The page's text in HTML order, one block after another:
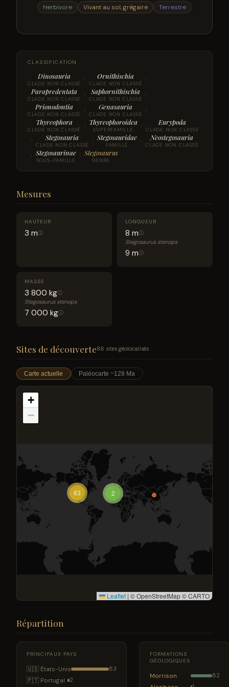
Herbivore Vivant au sol, grégaire Terrestre
CLASSIFICATION
Dinosauria
CLADE NON CLASSÉ › Ornithischia
CLADE NON CLASSÉ ›
Parapredentata
CLADE NON CLASSÉ › Saphornithischia
CLADE NON CLASSÉ ›
Prionodontia
CLADE NON CLASSÉ › Genasauria
CLADE NON CLASSÉ ›
Thyreophora
CLADE NON CLASSÉ › Thyreophoroidea
SUPERFAMILLE › Eurypoda
CLADE NON CLASSÉ
› Stegosauria
CLADE NON CLASSÉ › Stegosauridae
FAMILLE › Neostegosauria
CLADE NON CLASSÉ
› Stegosaurinae
SOUS-FAMILLE › Stegosaurus
GENRE
Mesures
HAUTEUR
3 mⓘ
LONGUEUR
8 mⓘ
Stegosaurus stenops
9 mⓘ
MASSE
3 800 kgⓘ
Stegosaurus stenops
7 000 kgⓘ
Sites de découverte86 sites géolocalisés
Carte actuelle Paléocarte ~128 Ma
2
83
+
−
Leaflet | © OpenStreetMap © CARTO
Répartition
PRINCIPAUX PAYS
🇺🇸 États-Unis 83
🇵🇹 Portugal 2
FORMATIONS
GÉOLOGIQUES
Morrison 82